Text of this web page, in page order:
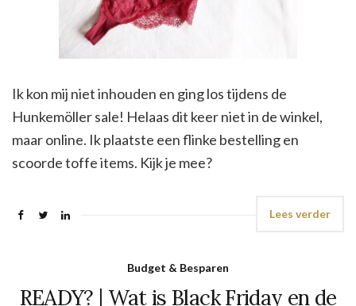
Ik kon mij niet inhouden en ging los tijdens de
Hunkemöller sale! Helaas dit keer niet in de winkel,
maar online. Ik plaatste een flinke bestelling en
scoorde toffe items. Kijk je mee?
Lees verder
Budget & Besparen
READY? | Wat is Black Friday en de